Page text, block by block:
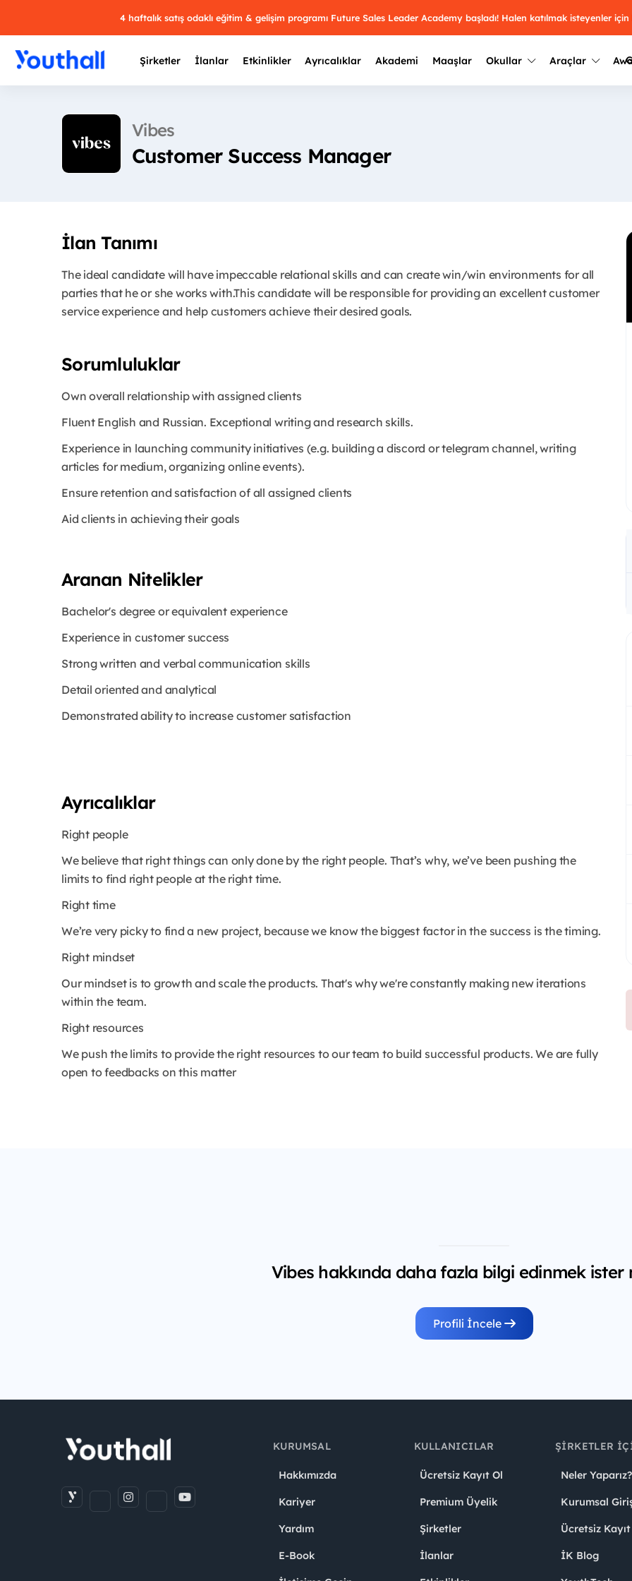
4 haftalık satış odaklı eğitim & gelişim programı Future Sales Leader Academy başladı! Halen katılmak isteyenler
Şirketler İlanlar Etkinlikler Ayrıcalıklar Akademi Maaşlar Okullar
Farklı liseleri incele ve
Araçlar
Vibes
Customer Success Manager
İlan Tanımı
The ideal candidate will have impeccable relational skills and can create win/win environments for all
parties that he or she works with.This candidate will be responsible for providing an excellent customer
service experience and help customers achieve their desired goals.
Sorumluluklar
Own overall relationship with assigned clients
Fluent English and Russian. Exceptional writing and research skills.
Experience in launching community initiatives (e.g. building a discord or telegram channel, writing
articles for medium, organizing online events).
Ensure retention and satisfaction of all assigned clients
Aid clients in achieving their goals
Aranan Nitelikler
Bachelor's degree or equivalent experience
Experience in customer success
Strong written and verbal communication skills
Detail oriented and analytical
Demonstrated ability to increase customer satisfaction
Ayrıcalıklar
Right people
We believe that right things can only done by the right people. That’s why, we’ve been pushing the
limits to find right people at the right time.
Right time
We’re very picky to find a new project, because we know the biggest factor in the success is the timing.
Right mindset
Our mindset is to growth and scale the products. That's why we're constantly making new iterations
within the team.
Right resources
We push the limits to provide the right resources to our team to build successful products. We are fully
open to feedbacks on this matter
Vibes hakkında daha fazla bilgi edinmek ister
Profili İncele
KURUMSAL
Hakkımızda
Kariyer
Yardım
E-Book
KULLANICILAR
Ücretsiz Kayıt Ol
Premium Üyelik
Şirketler
İlanlar
ŞIRKETLER
Neler Yaparız?
Kurumsal
Ücretsiz Kayıt
İK Blog